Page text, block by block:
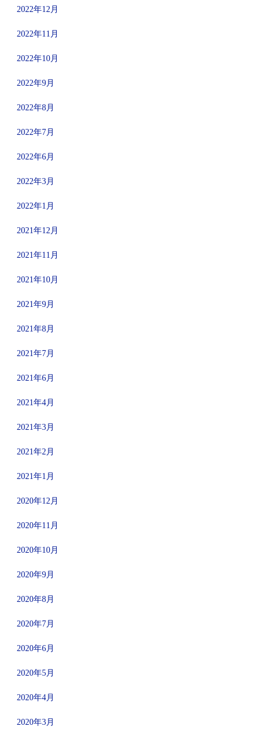
2022年12月
2022年11月
2022年10月
2022年9月
2022年8月
2022年7月
2022年6月
2022年3月
2022年1月
2021年12月
2021年11月
2021年10月
2021年9月
2021年8月
2021年7月
2021年6月
2021年4月
2021年3月
2021年2月
2021年1月
2020年12月
2020年11月
2020年10月
2020年9月
2020年8月
2020年7月
2020年6月
2020年5月
2020年4月
2020年3月